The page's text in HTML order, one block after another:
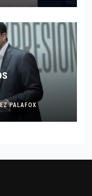
PALAFOX